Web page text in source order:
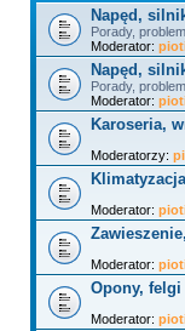
Napęd,
Porady,
Moderator:
Napęd,
Porady,
Moderator:
Karoseria,
Moderatorzy:
Moderator:
Moderator:
Opony, felgi
Moderator: